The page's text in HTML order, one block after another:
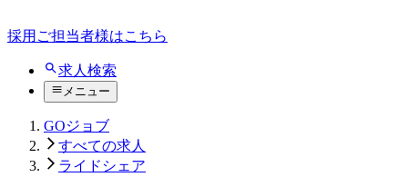
採用ご担当者様はこちら
求人検索
メニュー
GOジョブ
すべての求人
ライドシェア